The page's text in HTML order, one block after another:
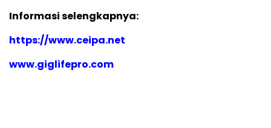
Informasi selengkapnya:
https://www.ceipa.net
www.giglifepro.com